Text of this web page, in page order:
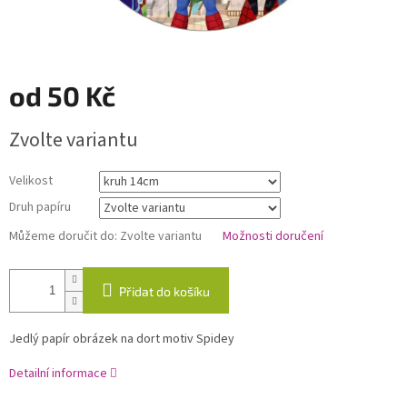
od 50 Kč
cena:
Zvolte variantu
Velikost
Druh papíru
Můžeme doručit do: Zvolte variantu Možnosti doručení
Přidat do košíku
Jedlý papír obrázek na dort motiv Spidey
Detailní informace